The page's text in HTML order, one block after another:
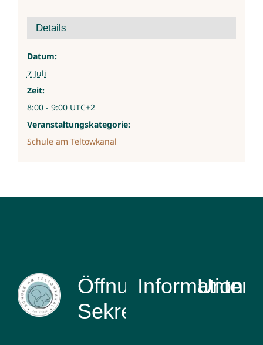
Details
Datum:
7 Juli
Zeit:
8:00 - 9:00 UTC+2
Veranstaltungskategorie:
Schule am Teltowkanal
Öffnungszeiten
Sekretariat
Information